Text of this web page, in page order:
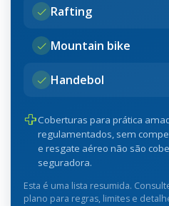
Rafting
Mountain bike
Handebol
Coberturas para prática
regulamentados, sem
e resgate aéreo não são
seguradora.
Esta é uma lista resumida.
plano para regras, limites e